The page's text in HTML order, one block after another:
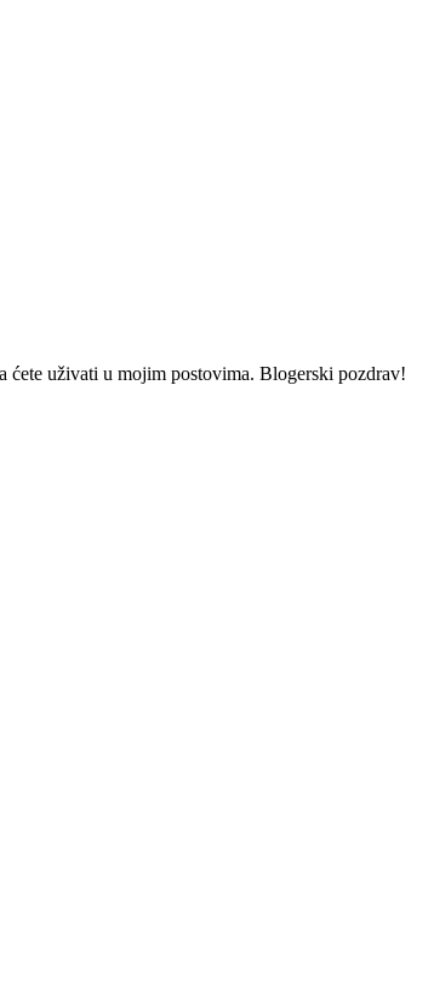
ćete uživati u mojim postovima. Blogerski pozdrav!